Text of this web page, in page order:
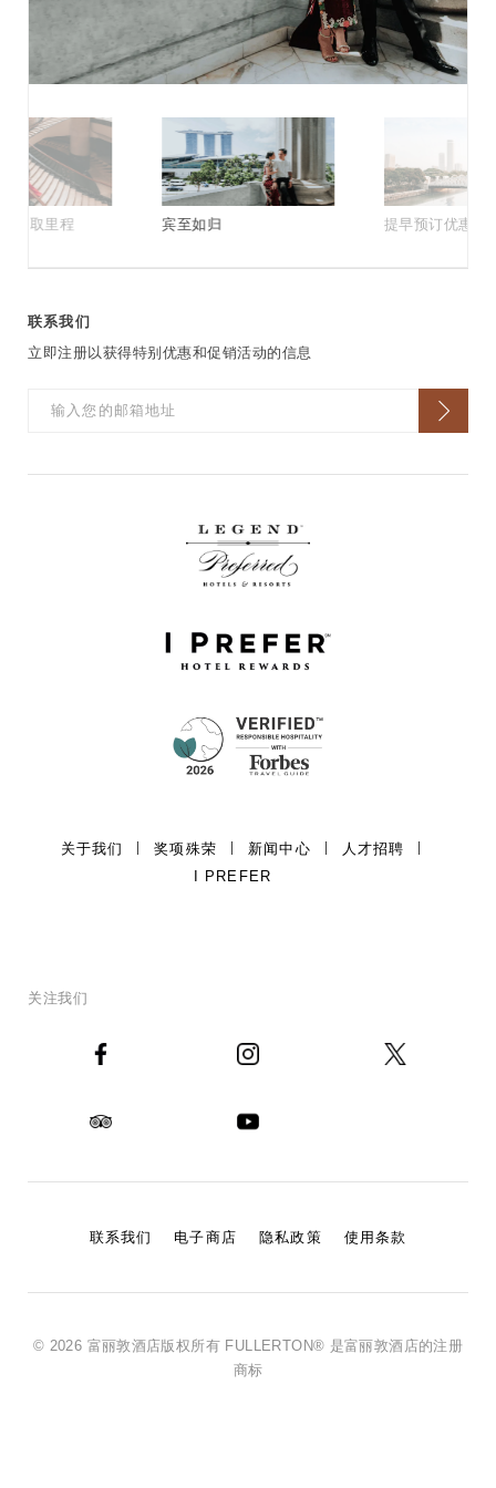
赚取里程 宾至如归 提早预订优惠
联系我们
立即注册以获得特别优惠和促销活动的信息
关于我们 奖项殊荣 新闻中心
人才招聘
I PREFER
关注我们
联系我们 电子商店 隐私政策 使用条款
© 2026 富丽敦酒店版权所有 FULLERTON® 是富丽敦酒店的注册
商标